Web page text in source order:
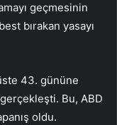
geçmesinin
bırakan yasayı
43. gününe
Bu, ABD
oldu.